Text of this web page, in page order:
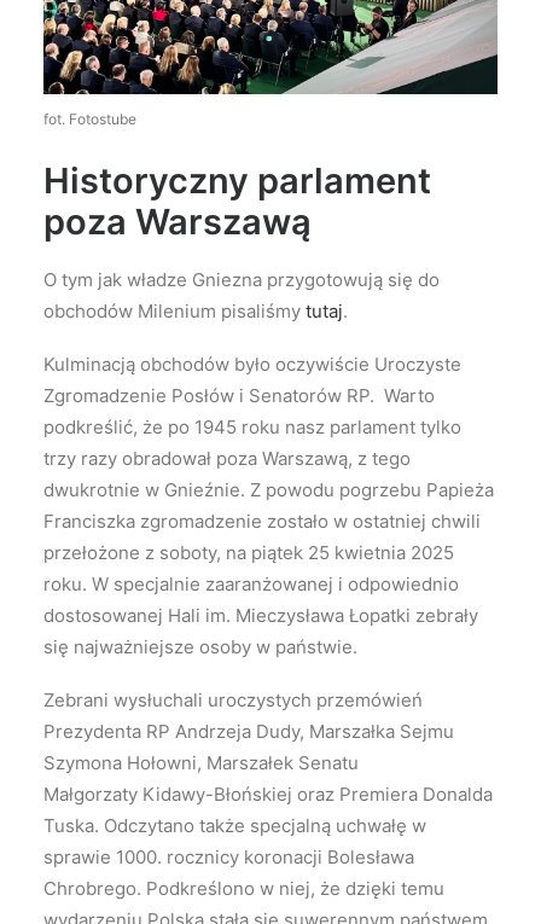
fot. Fotostube
Historyczny parlament
poza Warszawą
O tym jak władze Gniezna przygotowują się do
obchodów Milenium pisaliśmy tutaj.
Kulminacją obchodów było oczywiście Uroczyste
Zgromadzenie Posłów i Senatorów RP. Warto
podkreślić, że po 1945 roku nasz parlament tylko
trzy razy obradował poza Warszawą, z tego
dwukrotnie w Gnieźnie. Z powodu pogrzebu Papieża
Franciszka zgromadzenie zostało w ostatniej chwili
przełożone z soboty, na piątek 25 kwietnia 2025
roku. W specjalnie zaaranżowanej i odpowiednio
dostosowanej Hali im. Mieczysława Łopatki zebrały
się najważniejsze osoby w państwie.
Zebrani wysłuchali uroczystych przemówień
Prezydenta RP Andrzeja Dudy, Marszałka Sejmu
Szymona Hołowni, Marszałek Senatu
Małgorzaty Kidawy-Błońskiej oraz Premiera Donalda
Tuska. Odczytano także specjalną uchwałę w
sprawie 1000. rocznicy koronacji Bolesława
Chrobrego. Podkreślono w niej, że dzięki temu